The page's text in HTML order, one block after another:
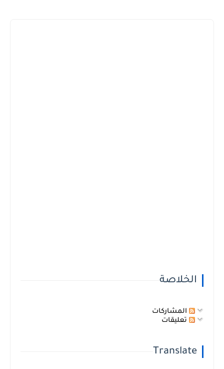
الخلاصة
المشاركات
تعليقات
Translate